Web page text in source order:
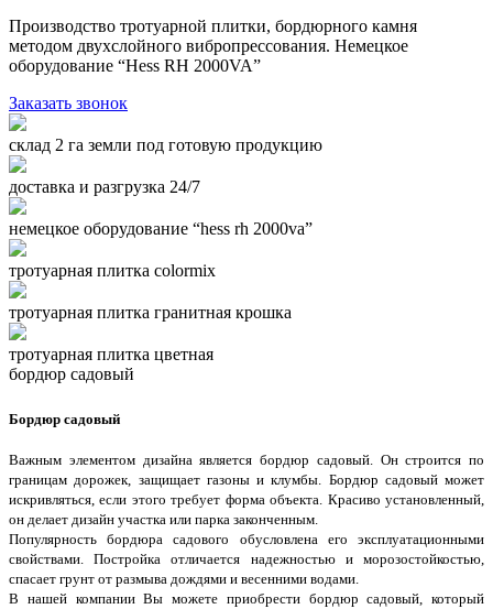
Производство тротуарной плитки, бордюрного камня
методом двухслойного вибропресcования. Немецкое
оборудование “Hess RH 2000VA”
Заказать звонок
склад 2 га земли под готовую продукцию
доставка и разгрузка 24/7
немецкое оборудование “hess rh 2000va”
тротуарная плитка colormix
тротуарная плитка гранитная крошка
тротуарная плитка цветная
бордюр садовый
Бордюр садовый
Важным элементом дизайна является бордюр садовый. Он строится по
границам дорожек, защищает газоны и клумбы. Бордюр садовый может
искривляться, если этого требует форма объекта. Красиво установленный,
он делает дизайн участка или парка законченным.
Популярность бордюра садового обусловлена его эксплуатационными
свойствами. Постройка отличается надежностью и морозостойкостью,
спасает грунт от размыва дождями и весенними водами.
В нашей компании Вы можете приобрести бордюр садовый, который